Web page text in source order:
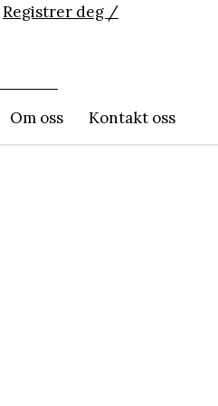
Registrer deg /
Om oss Kontakt oss